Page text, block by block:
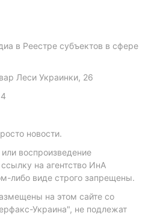
в Реестре субъектов в сфере
Леси Украинки, 26
новости.
воспроизведение
на агентство ИнА
либо виде строго запрещены.
на этом сайте со
Украина", не подлежат